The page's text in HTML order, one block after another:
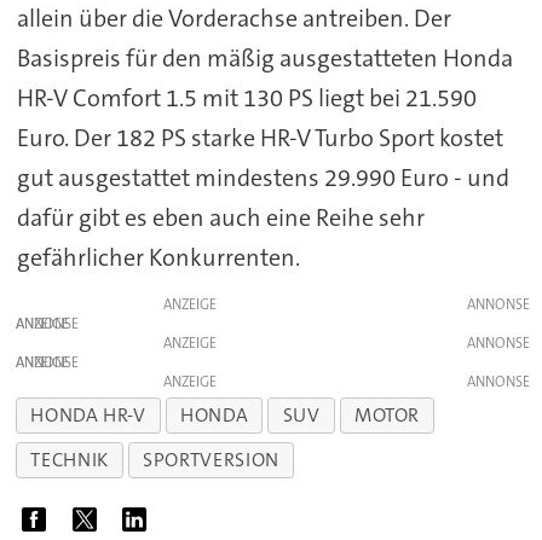
allein über die Vorderachse antreiben. Der
Basispreis für den mäßig ausgestatteten Honda
HR-V Comfort 1.5 mit 130 PS liegt bei 21.590
Euro. Der 182 PS starke HR-V Turbo Sport kostet
gut ausgestattet mindestens 29.990 Euro - und
dafür gibt es eben auch eine Reihe sehr
gefährlicher Konkurrenten.
ANZEIGE
ANZEIGE
ANZEIGE
ANZEIGE
ANZEIGE
HONDA HR-V HONDA SUV
MOTOR
TECHNIK
SPORTVERSION